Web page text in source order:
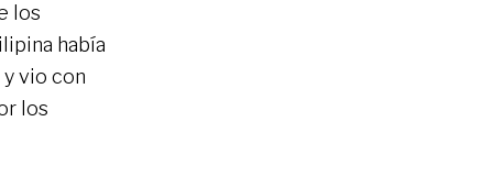
los
había
vio con
los